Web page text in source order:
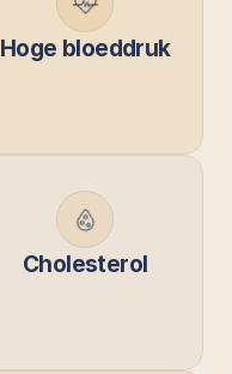
Hoge bloeddruk
Cholesterol